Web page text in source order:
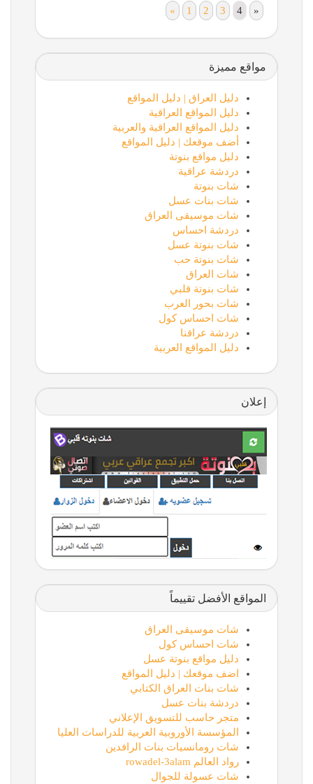
« 1 2 3 4 »
مواقع مميزة
دليل العراق | دليل المواقع
دليل المواقع العراقية
دليل المواقع العراقية والعربية
أضف موقعك | دليل المواقع
دليل مواقع بنوتة
دردشة عراقية
شات بنوتة
شات بنات عسل
شات موسيقى العراق
دردشة احساس
شات بنوتة عسل
شات بنوتة حب
شات العراق
شات بنوتة قلبي
شات بحور العرب
شات احساس كول
دردشة عراقنا
دليل المواقع العربية
إعلان
المواقع الأفضل تقييماً
شات موسيقى العراق
شات احساس كول
دليل مواقع بنوتة عسل
اضف موقعك | دليل المواقع
شات بنات العراق الكتابي
دردشة بنات عسل
متجر حاسب للتسويق الإعلاني
المؤسسة الأوروبية العربية للدراسات العليا
شات رومانسيات بنات الرافدين
رواد العالم rowadel-3alam
شات عسولة للجوال